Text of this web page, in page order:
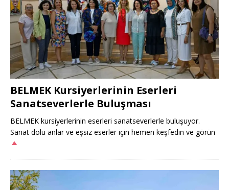
BELMEK Kursiyerlerinin Eserleri
Sanatseverlerle Buluşması
BELMEK kursiyerlerinin eserleri sanatseverlerle buluşuyor.
Sanat dolu anlar ve eşsiz eserler için hemen keşfedin ve görün